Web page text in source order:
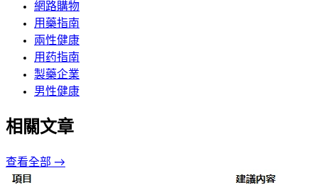
網路購物
用藥指南
兩性健康
用药指南
製藥企業
男性健康
相關文章
查看全部 →